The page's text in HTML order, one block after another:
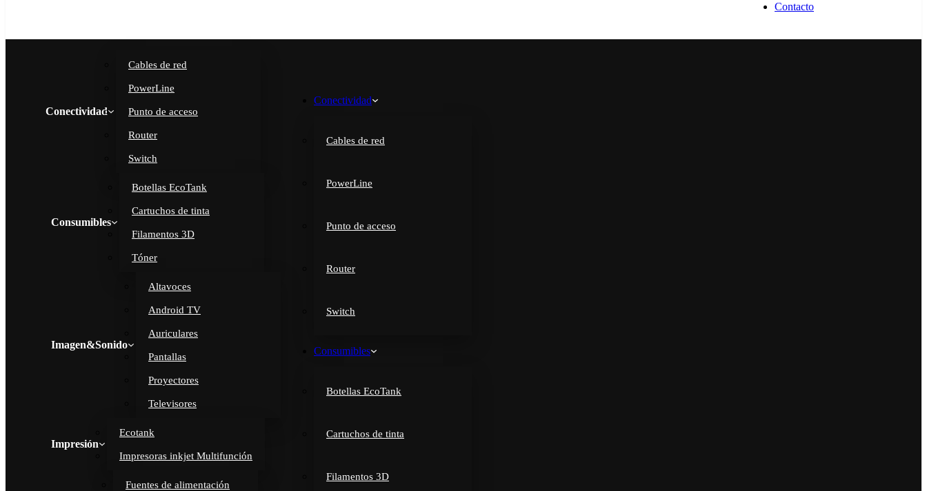
Contacto
Conectividad
Cables de red
PowerLine
Punto de acceso
Router
Switch
Consumibles
Botellas EcoTank
Cartuchos de tinta
Filamentos 3D
Tóner
Imagen&Sonido
Altavoces
Android TV
Auriculares
Pantallas
Proyectores
Televisores
Impresión
Ecotank
Impresoras inkjet Multifunción
Fuentes de alimentación
Conectividad
Cables de red
PowerLine
Punto de acceso
Router
Switch
Consumibles
Botellas EcoTank
Cartuchos de tinta
Filamentos 3D